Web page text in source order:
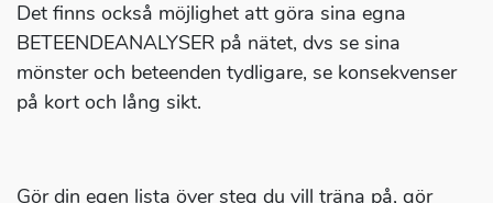
Det finns också möjlighet att göra sina egna
BETEENDEANALYSER på nätet, dvs se sina
mönster och beteenden tydligare, se konsekvenser
på kort och lång sikt.
Gör din egen lista över steg du vill träna på, gör